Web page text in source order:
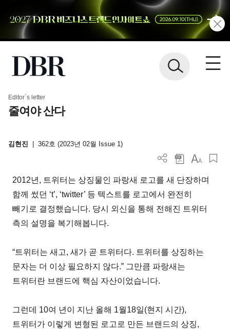
Editor`s letter
줄여야 산다
김현진 362호 (2023년 02월 Issue 1)
2012년, 트위터는 상징물인 파랑새 로고를 새 단장하며
함께 썼던 ‘t’, ‘twitter’ 등 텍스트를 로고에서 완전히
빼기로 결정했습니다. 당시 외신을 통해 전해진 트위터
측의 설명을 복기해봅니다.
“트위터는 새고, 새가 곧 트위터다. 트위터를 상징하는
문자는 더 이상 필요하지 않다.” 그만큼 파랑새는
트위터란 브랜드에 핵심 자산이었습니다.
그런데 10여 년이 지난 올해 1월18일(현지 시간),
트위터가 이렇게 변형된 로고로 만든 브랜드의 상징,